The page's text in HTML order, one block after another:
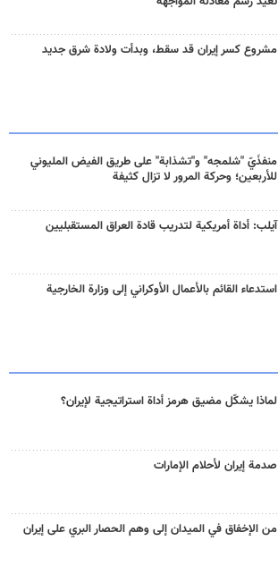
مشروع كسر إيران قد سقط، وبدأت ولادة شرق جديد
منفذَيّ "شلمجه" و"تشذابة" على طريق الفيض المليوني
للأربعين؛ وحركة المرور لا تزال كثيفة
آيلب: أداة أمريكية لتدريب قادة العراق المستقبليين
استدعاء القائم بالأعمال الأوكراني إلى وزارة الخارجية
لماذا يشكّل مضيق هرمز أداة استراتيجية لإيران؟
صدمة إيران لأحلام الإمارات
من الإخفاق في الميدان إلى وهم الحصار البري على إيران